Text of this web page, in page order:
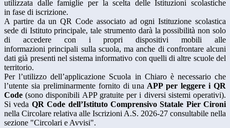
utilizzata dalle famiglie per la scelta delle Istituzioni scolastiche
in fase di iscrizione.
A partire da un QR Code associato ad ogni Istituzione scolastica
sede di Istituto principale, tale strumento darà la possibilità non solo
di accedere con i propri dispositivi mobili alle
informazioni principali sulla scuola, ma anche di confrontare alcuni
dati già presenti nel sistema informativo con quelli di altre scuole del
territorio.
Per l’utilizzo dell’applicazione Scuola in Chiaro è necessario che
l’utente sia preliminarmente fornito di una APP per leggere i QR
Code (sono disponibili APP gratuite per i diversi sistemi operativi).
Si veda QR Code dell’Istituto Comprensivo Statale Pier Cironi
nella Circolare relativa alle Iscrizioni A.S. 2026-27 consultabile nella
sezione "Circolari e Avvisi".